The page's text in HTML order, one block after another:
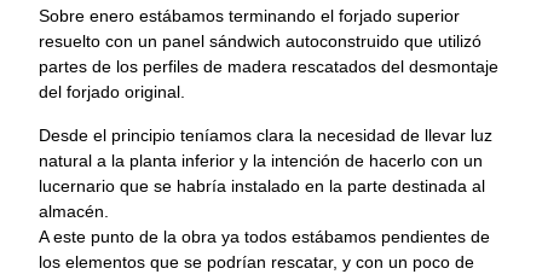
Sobre enero estábamos terminando el forjado superior
resuelto con un panel sándwich autoconstruido que utilizó
partes de los perfiles de madera rescatados del desmontaje
del forjado original.
Desde el principio teníamos clara la necesidad de llevar luz
natural a la planta inferior y la intención de hacerlo con un
lucernario que se habría instalado en la parte destinada al
almacén.
A este punto de la obra ya todos estábamos pendientes de
los elementos que se podrían rescatar, y con un poco de